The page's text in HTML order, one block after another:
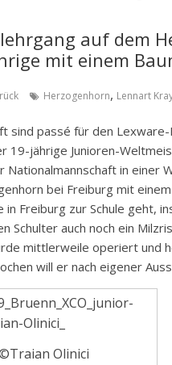
auf dem
mit einem
Herzogenhorn, Lennart
sind passé für den
jährige Junioren-
Nationalmannschaft in einer
bei Freiburg mit
Freiburg zur Schule geht,
Schulter auch noch ein
mittlerweile operiert und
will er nach eigener
Olinici